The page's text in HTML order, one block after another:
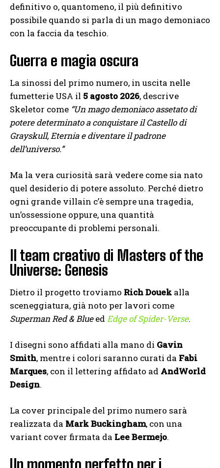
definitivo o, quantomeno, il più definitivo
possibile quando si parla di un mago demoniaco
con la faccia da teschio.
Guerra e magia oscura
La sinossi del primo numero, in uscita nelle
fumetterie USA il 5 agosto 2026, descrive
Skeletor come “Un mago demoniaco assetato di
potere determinato a conquistare il Castello di
Grayskull, Eternia e diventare il padrone
dell’universo.”
Ma la vera curiosità sarà vedere come sia nato
quel desiderio di potere assoluto. Perché dietro
ogni grande villain c’è sempre una tragedia,
un’ossessione oppure, una quantità
preoccupante di problemi personali.
Il team creativo di Masters of the
Universe: Genesis
Dietro il progetto troviamo Rich Douek alla
sceneggiatura, già noto per lavori come
Superman Red & Blueed Edge of Spider-Verse.
I disegni sono affidati alla mano di Gavin
Smith, mentre i colori saranno curati da Fabi
Marques, con il lettering affidato ad AndWorld
Design.
La cover principale del primo numero sarà
realizzata da Mark Buckingham, con una
variant cover firmata da Lee Bermejo.
Un momento perfetto per i